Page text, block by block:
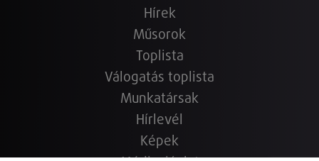
Hírek
Műsorok
Toplista
Válogatás toplista
Munkatársak
Hírlevél
Képek